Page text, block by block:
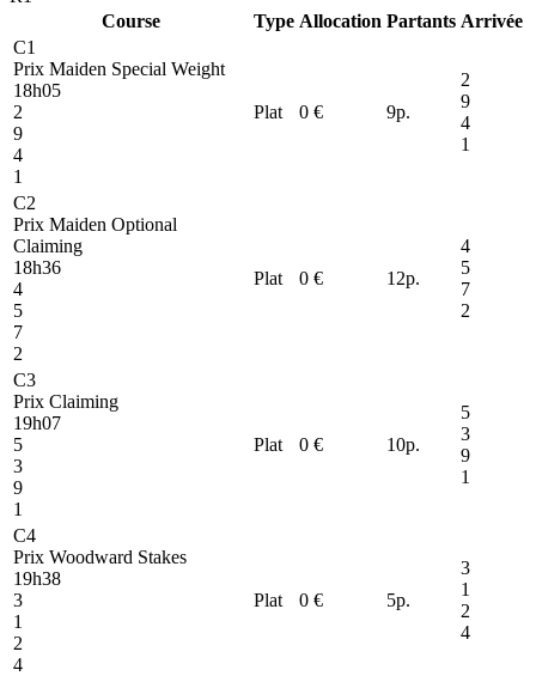
Course
Type Allocation Partants Arrivée
C1
Prix Maiden Special Weight
18h05
2
9
4
1
Plat 0 € 9p.
2
9
4
1
C2
Prix Maiden Optional
Claiming
18h36
4
5
7
2
Plat 0 € 12p.
4
5
7
2
C3
Prix Claiming
19h07
5
3
9
1
Plat 0 € 10p.
5
3
9
1
C4
Prix Woodward Stakes
19h38
3
1
2
4
Plat 0 € 5p.
3
1
2
4